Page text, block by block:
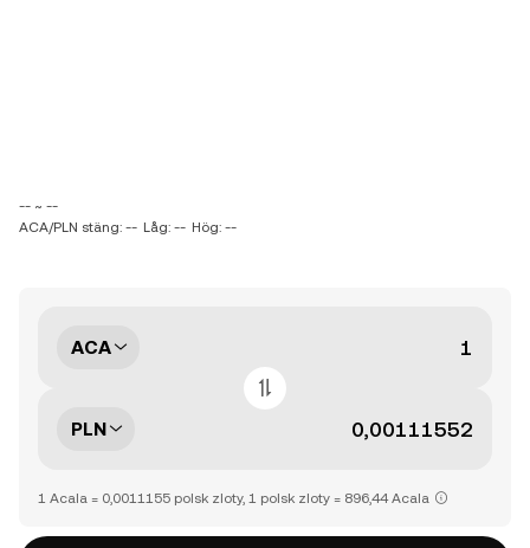
-- ~ --
ACA/PLN stäng: -- Låg: -- Hög: --
ACA
PLN
1 Acala = 0,0011155 polsk zloty, 1 polsk zloty = 896,44 Acala